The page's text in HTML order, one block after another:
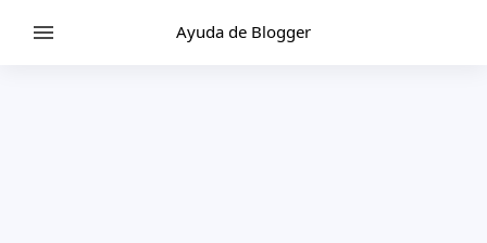
Ayuda de Blogger